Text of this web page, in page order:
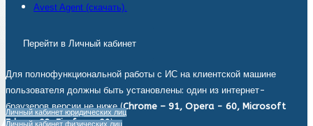
Avest Agent (скачать).
Перейти в Личный кабинет
Для полнофункциональной работы с ИС на клиентской машине
пользователя должны быть установлены: один из интернет-
браузеров версии не ниже (Chrome – 91, Opera - 60, Microsoft
Edge - 93, Firefox - 92).
Личный кабинет юридических лиц